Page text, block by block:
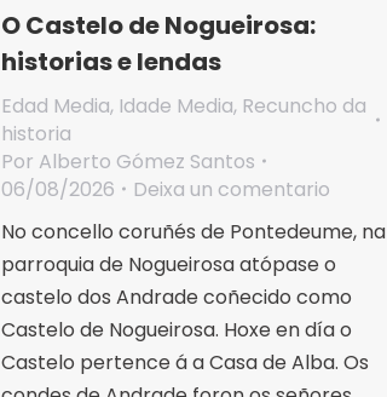
O Castelo de Nogueirosa:
historias e lendas
Edad Media, Idade Media, Recuncho da
historia
Por Alberto Gómez Santos
06/08/2026
Deixa un comentario
No concello coruñés de Pontedeume, na
parroquia de Nogueirosa atópase o
castelo dos Andrade coñecido como
Castelo de Nogueirosa. Hoxe en día o
Castelo pertence á a Casa de Alba. Os